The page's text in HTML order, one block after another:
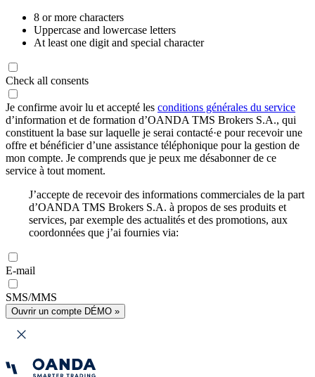
8 or more characters
Uppercase and lowercase letters
At least one digit and special character
Check all consents
Je confirme avoir lu et accepté les conditions générales du service
d’information et de formation d’OANDA TMS Brokers S.A., qui
constituent la base sur laquelle je serai contacté·e pour recevoir une
offre et bénéficier d’une assistance téléphonique pour la gestion de
mon compte. Je comprends que je peux me désabonner de ce
service à tout moment.
J’accepte de recevoir des informations commerciales de la part
d’OANDA TMS Brokers S.A. à propos de ses produits et
services, par exemple des actualités et des promotions, aux
coordonnées que j’ai fournies via:
E-mail
SMS/MMS
Ouvrir un compte DÉMO »